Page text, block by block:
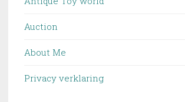
Auction
About Me
Privacy verklaring